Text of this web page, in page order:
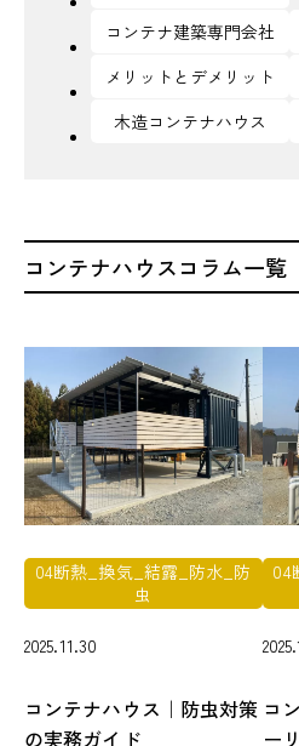
コンテナ建築専門会社
メリットとデメリット
木造コンテナハウス
コンテナハウスコラム一覧
04断熱_換気_結露_防水_防
虫
2025.11.30
コンテナハウス｜防虫対策
の実務ガイド
04
コ
ー